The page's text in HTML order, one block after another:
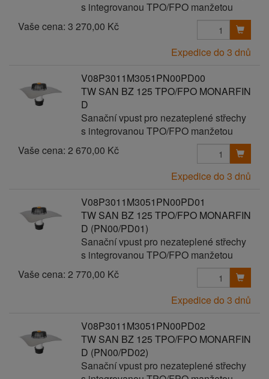
s integrovanou TPO/FPO manžetou
Vaše cena: 3 270,00 Kč
Expedice do 3 dnů
V08P3011M3051PN00PD00
TW SAN BZ 125 TPO/FPO MONARFIN
D
Sanační vpust pro nezateplené střechy
s integrovanou TPO/FPO manžetou
Vaše cena: 2 670,00 Kč
Expedice do 3 dnů
V08P3011M3051PN00PD01
TW SAN BZ 125 TPO/FPO MONARFIN
D (PN00/PD01)
Sanační vpust pro nezateplené střechy
s integrovanou TPO/FPO manžetou
Vaše cena: 2 770,00 Kč
Expedice do 3 dnů
V08P3011M3051PN00PD02
TW SAN BZ 125 TPO/FPO MONARFIN
D (PN00/PD02)
Sanační vpust pro nezateplené střechy